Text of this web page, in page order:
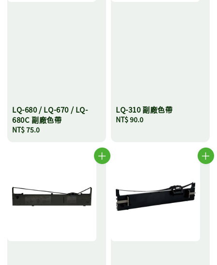
LQ-680 / LQ-670 / LQ-
680C 副廠色帶
Regular
NT$ 75.0
LQ-310 副廠色帶
Regular
NT$ 90.0